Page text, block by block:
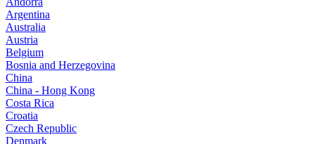
Argentina
Australia
Austria
Belgium
Bosnia and Herzegovina
China
China - Hong Kong
Costa Rica
Croatia
Czech Republic
Denmark